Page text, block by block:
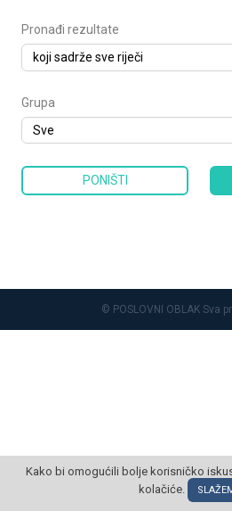
Pronađi rezultate
Grupa
PONIŠTI
© POSLOVNI OBLAK Sva
Kako bi omogućili bolje korisničko
kolačiće.